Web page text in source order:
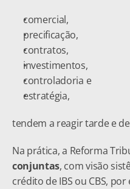
comercial,
precificação,
contratos,
investimentos,
controladoria e
estratégia,
tendem a reagir tarde e
Na prática, a Reforma
conjuntas, com visão
crédito de IBS ou CBS,